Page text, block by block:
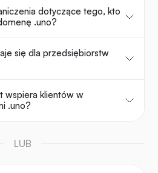
dotyczące tego, kto
.uno?
się dla przedsiębiorstw
wspiera klientów w
.uno?
LUB